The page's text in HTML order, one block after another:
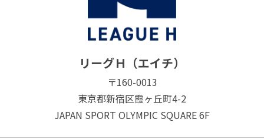
リーグＨ（エイチ）
〒160-0013
東京都新宿区霞ヶ丘町4-2
JAPAN SPORT OLYMPIC SQUARE 6F